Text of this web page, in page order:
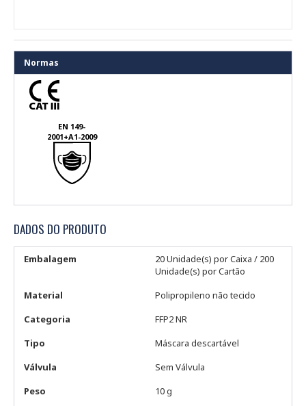
Normas
EN 149-
2001+A1-2009
DADOS DO PRODUTO
Embalagem
20 Unidade(s) por Caixa / 200
Unidade(s) por Cartão
Material
Polipropileno não tecido
Categoria
FFP2 NR
Tipo
Máscara descartável
Válvula
Sem Válvula
Peso
10 g